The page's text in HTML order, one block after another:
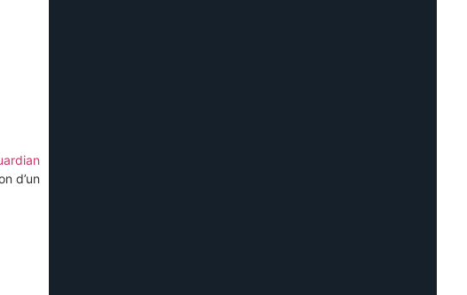
d’un